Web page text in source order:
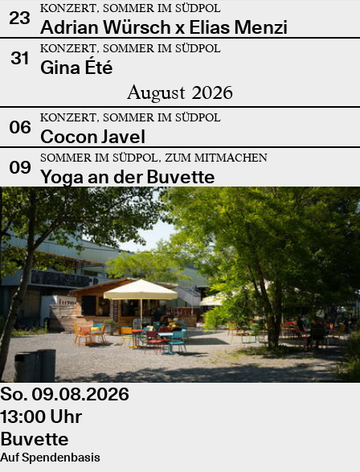
23
KONZERT, SOMMER IM SÜDPOL
Adrian Würsch x Elias Menzi
31
KONZERT, SOMMER IM SÜDPOL
Gina Été
August 2026
06 KONZERT, SOMMER IM SÜDPOL
Cocon Javel
09
SOMMER IM SÜDPOL, ZUM MITMACHEN
Yoga an der Buvette
So. 09.08.2026
13:00 Uhr
Buvette
Auf Spendenbasis